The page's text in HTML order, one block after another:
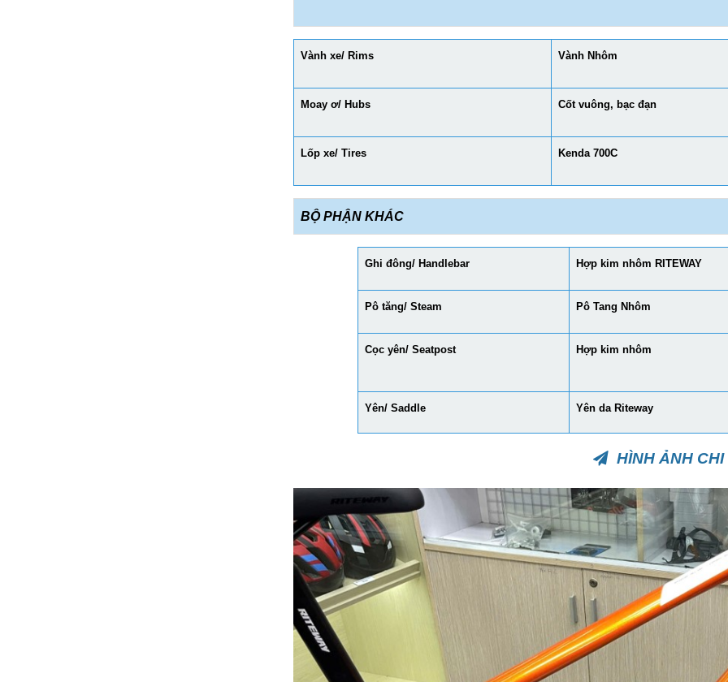
Vành xe/ Rims Vành Nhôm
Moay ơ/ Hubs Cốt vuông, bạc đạn
Lốp xe/ Tires Kenda 700C
BỘ PHẬN KHÁC
Ghi đông/ Handlebar Hợp kim nhôm RITEWAY
Pô tăng/ Steam Pô Tang Nhôm
Cọc yên/ Seatpost Hợp kim nhôm
Yên/ Saddle Yên da Riteway
HÌNH ẢNH CHI